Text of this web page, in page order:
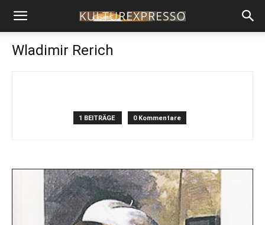
Wladimir Rerich
1 BEITRÄGE 0 Kommentare